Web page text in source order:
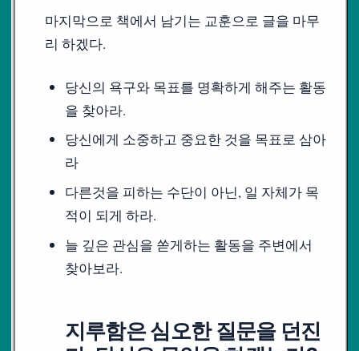
마지막으로 책에서 남기는 교훈으로 글을 마무
리 하겠다.
당신의 욕구와 목표를 명확하게 해주는 활동
을 찾아라.
당신에게 소중하고 중요한 것을 목표로 삼아
라
다른것을 피하는 수단이 아닌, 일 자체가 목
적이 되게 하라.
늘 깊은 관심을 쏟게하는 활동을 주변에서
찾아보라.
지루함은 심오한 질문을 던진